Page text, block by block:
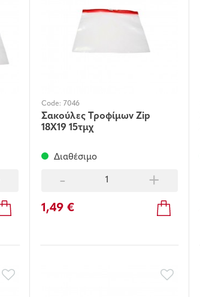
Code: 7046
Σακούλες Τροφίμων Ζip
18X19 15τμχ
Διαθέσιμο
- +
1,49 €